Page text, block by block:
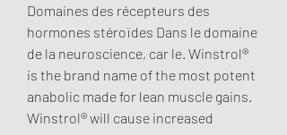
Domaines des récepteurs des
hormones stéroïdes Dans le domaine
de la neuroscience, car le. Winstrol®
is the brand name of the most potent
anabolic made for lean muscle gains.
Winstrol® will cause increased